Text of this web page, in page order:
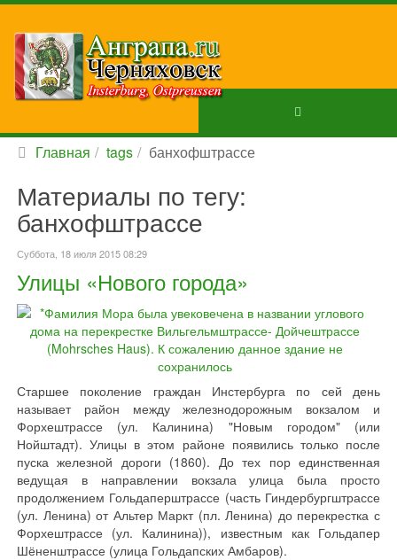
Главная tags банхофштрассе
Материалы по тегу:
банхофштрассе
Суббота, 18 июля 2015 08:29
Улицы «Нового города»
Старшее поколение граждан Инстербурга по сей день
называет район между железнодорожным вокзалом и
Форхештрассе (ул. Калинина) "Новым городом" (или
Нойштадт). Улицы в этом районе появились только после
пуска железной дороги (1860). До тех пор единственная
ведущая в направлении вокзала улица была просто
продолжением Гольдаперштрассе (часть Гиндербургштрассе
(ул. Ленина) от Альтер Маркт (пл. Ленина) до перекрестка с
Форхештрассе (ул. Калинина)), известным как Гольдапер
Шёненштрассе (улица Гольдапских Амбаров).